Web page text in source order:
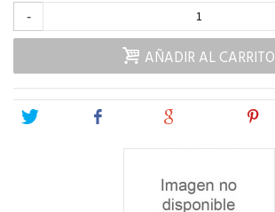
-
AÑADIR AL CARRITO
Tweet